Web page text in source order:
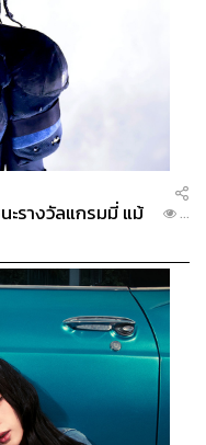
รางวัลแกรมมี่ แม้
...